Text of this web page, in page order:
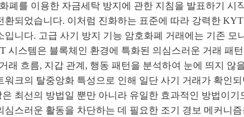
폐를 이용한 자금세탁 방지에 관한 지침을 발표하기 시
환되었습니다. 이처럼 진화하는 표준에 따라 강력한
입니다. 고급 사기 방지 기능 암호화폐 거래에는 기존 모
시스템은 블록체인 환경에 특화된 의심스러운 거래 패
래 흐름, 지갑 관계, 행동 패턴을 분석하여 눈에 띄지 않
워크의 탈중앙화 특성으로 인해 일단 사기 거래가 확인
은 최선의 방법일 뿐만 아니라 유일한 효과적인 방법이
심스러운 활동을 차단하는 데 필요한 조기 경보 메커니